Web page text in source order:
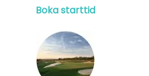
Boka starttid